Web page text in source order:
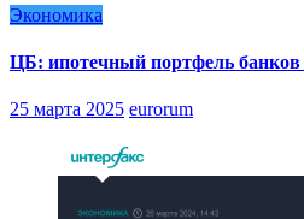
Экономика
ЦБ: ипотечный портфель
25 марта 2025 eurorum